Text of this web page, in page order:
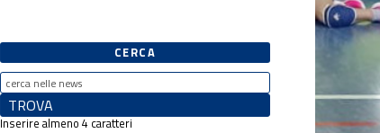
CERCA
Inserire almeno 4 caratteri